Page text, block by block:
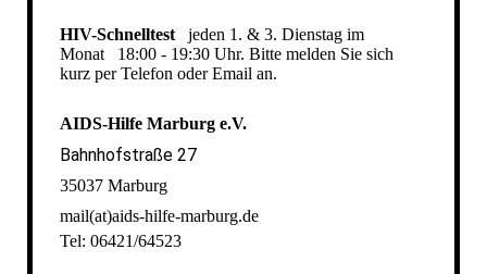
HIV-Schnelltest
jeden 1. & 3. Dienstag im
Monat
18:00 - 19:30 Uhr. Bitte melden Sie sich
kurz per Telefon oder Email an.
AIDS-Hilfe Marburg e.V.
Bahnhofstraße 27
35037 Marburg
mail(at)aids-hilfe-marburg.de
Tel: 06421/64523